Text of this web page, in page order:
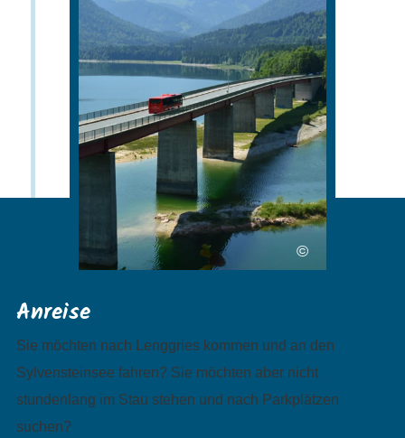
©
Anreise
Sie möchten nach Lenggries kommen und an den
Sylvensteinsee fahren? Sie möchten aber nicht
stundenlang im Stau stehen und nach Parkplätzen
suchen?